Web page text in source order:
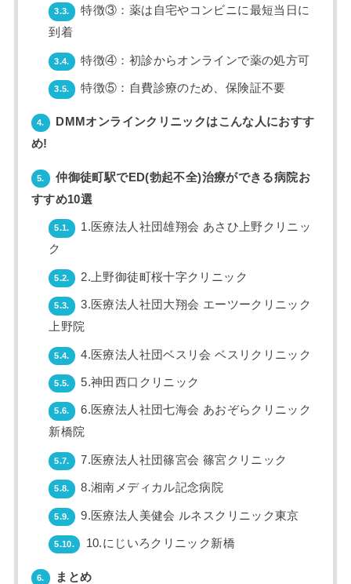
3.3.
特徴③：薬は自宅やコンビニに最短当日に
到着
3.4. 特徴④：初診からオンラインで薬の処方可
3.5. 特徴⑤：自費診療のため、保険証不要
4.
DMMオンラインクリニックはこんな人におすす
め!
5.
仲御徒町駅でED(勃起不全)治療ができる病院お
すすめ10選
5.1.
1.医療法人社団雄翔会 あさひ上野クリニッ
ク
5.2. 2.上野御徒町桜十字クリニック
5.3.
3.医療法人社団大翔会 エーツークリニック
上野院
5.4. 4.医療法人社団ベスリ会 ベスリクリニック
5.5. 5.神田西口クリニック
5.6.
6.医療法人社団七海会 あおぞらクリニック
新橋院
5.7. 7.医療法人社団篠宮会 篠宮クリニック
5.8. 8.湘南メディカル記念病院
5.9. 9.医療法人美健会 ルネスクリニック東京
5.10. 10.にじいろクリニック新橋
6. まとめ